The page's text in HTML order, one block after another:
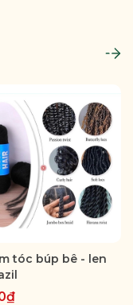
tóc búp bê - len